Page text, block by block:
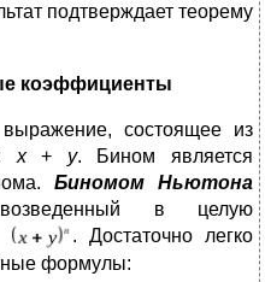
подтверждает теорему
коэффициенты
выражение, состоящее из
x + y. Бином является
Биномом Ньютона
в целую
. Достаточно легко
формулы: